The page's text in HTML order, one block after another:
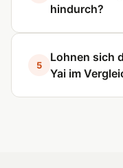
hindurch?
5
Lohnen sich
Yai im